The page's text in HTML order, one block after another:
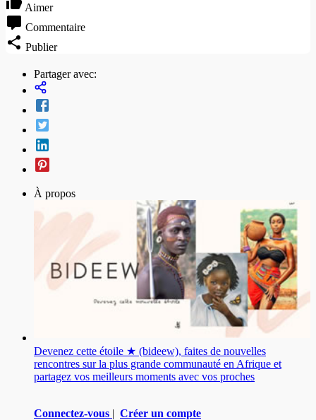
Aimer
Commentaire
Publier
Partager avec:
À propos
Devenez cette étoile ★ (bideew), faites de nouvelles
rencontres sur la plus grande communauté en Afrique et
partagez vos meilleurs moments avec vos proches
Connectez-vous | Créer un compte